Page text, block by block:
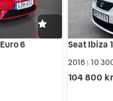
6
2016 10
104 800